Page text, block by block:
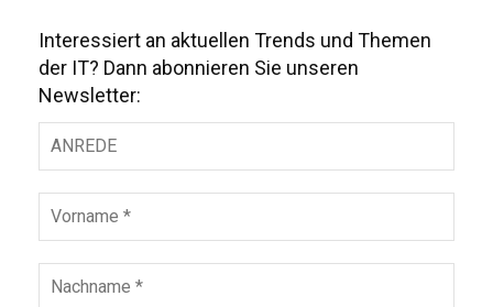
Interessiert an aktuellen Trends und Themen
der IT? Dann abonnieren Sie unseren
Newsletter: